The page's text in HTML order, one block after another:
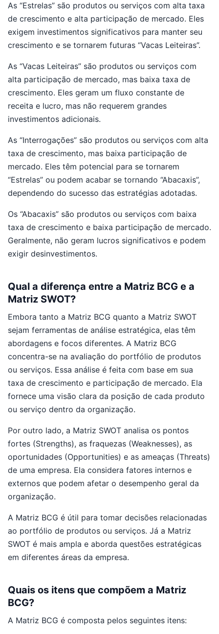
As “Estrelas” são produtos ou serviços com alta taxa
de crescimento e alta participação de mercado. Eles
exigem investimentos significativos para manter seu
crescimento e se tornarem futuras “Vacas Leiteiras”.
As “Vacas Leiteiras” são produtos ou serviços com
alta participação de mercado, mas baixa taxa de
crescimento. Eles geram um fluxo constante de
receita e lucro, mas não requerem grandes
investimentos adicionais.
As “Interrogações” são produtos ou serviços com alta
taxa de crescimento, mas baixa participação de
mercado. Eles têm potencial para se tornarem
“Estrelas” ou podem acabar se tornando “Abacaxis”,
dependendo do sucesso das estratégias adotadas.
Os “Abacaxis” são produtos ou serviços com baixa
taxa de crescimento e baixa participação de mercado.
Geralmente, não geram lucros significativos e podem
exigir desinvestimentos.
Qual a diferença entre a Matriz BCG e a
Matriz SWOT?
Embora tanto a Matriz BCG quanto a Matriz SWOT
sejam ferramentas de análise estratégica, elas têm
abordagens e focos diferentes. A Matriz BCG
concentra-se na avaliação do portfólio de produtos
ou serviços. Essa análise é feita com base em sua
taxa de crescimento e participação de mercado. Ela
fornece uma visão clara da posição de cada produto
ou serviço dentro da organização.
Por outro lado, a Matriz SWOT analisa os pontos
fortes (Strengths), as fraquezas (Weaknesses), as
oportunidades (Opportunities) e as ameaças (Threats)
de uma empresa. Ela considera fatores internos e
externos que podem afetar o desempenho geral da
organização.
A Matriz BCG é útil para tomar decisões relacionadas
ao portfólio de produtos ou serviços. Já a Matriz
SWOT é mais ampla e aborda questões estratégicas
em diferentes áreas da empresa.
Quais os itens que compõem a Matriz
BCG?
A Matriz BCG é composta pelos seguintes itens: